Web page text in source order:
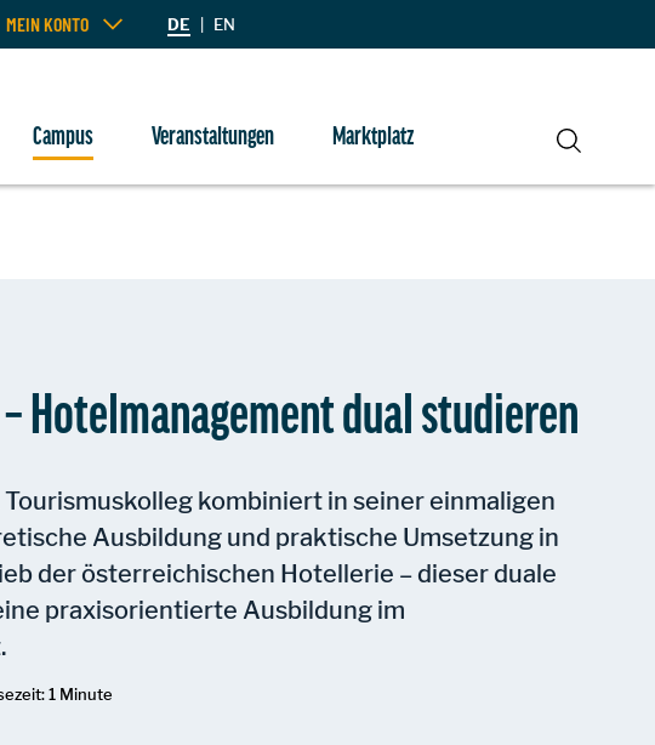
MEIN KONTO DE | EN
Campus Veranstaltungen
Marktplatz
Suche
– Hotelmanagement dual studieren
Tourismuskolleg kombiniert in seiner einmaligen
Ausbildung und praktische Umsetzung in
der österreichischen Hotellerie – dieser duale
praxisorientierte Ausbildung im
1 Minute